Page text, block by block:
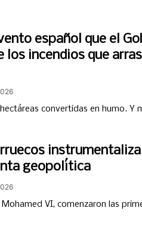
español que el
los incendios que
convertidas en humo. Y
geopolítica
VI, comenzaron las